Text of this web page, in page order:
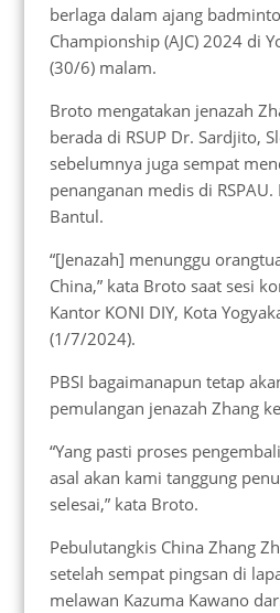
berlaga dalam ajang
Championship (AJC) 2024 di
(30/6) malam.
Broto mengatakan jenazah
berada di RSUP Dr. Sardjito,
sebelumnya juga sempat
penanganan medis di
Bantul.
“[Jenazah] menunggu
China,” kata Broto saat sesi
Kantor KONI DIY, Kota
(1/7/2024).
PBSI bagaimanapun tetap
pemulangan jenazah Zhang
“Yang pasti proses
asal akan kami tanggung
selesai,” kata Broto.
Pebulutangkis China Zhang
setelah sempat pingsan di
melawan Kazuma Kawano